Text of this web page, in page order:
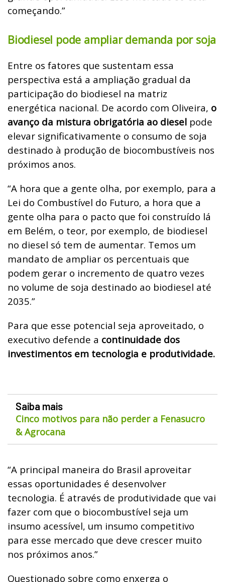
começando.”
Biodiesel pode ampliar demanda por soja
Entre os fatores que sustentam essa
perspectiva está a ampliação gradual da
participação do biodiesel na matriz
energética nacional. De acordo com Oliveira, o
avanço da mistura obrigatória ao diesel pode
elevar significativamente o consumo de soja
destinado à produção de biocombustíveis nos
próximos anos.
“A hora que a gente olha, por exemplo, para a
Lei do Combustível do Futuro, a hora que a
gente olha para o pacto que foi construído lá
em Belém, o teor, por exemplo, de biodiesel
no diesel só tem de aumentar. Temos um
mandato de ampliar os percentuais que
podem gerar o incremento de quatro vezes
no volume de soja destinado ao biodiesel até
2035.”
Para que esse potencial seja aproveitado, o
executivo defende a continuidade dos
investimentos em tecnologia e produtividade.
Saiba mais
Cinco motivos para não perder a Fenasucro
& Agrocana
“A principal maneira do Brasil aproveitar
essas oportunidades é desenvolver
tecnologia. É através de produtividade que vai
fazer com que o biocombustível seja um
insumo acessível, um insumo competitivo
para esse mercado que deve crescer muito
nos próximos anos.”
Questionado sobre como enxerga o